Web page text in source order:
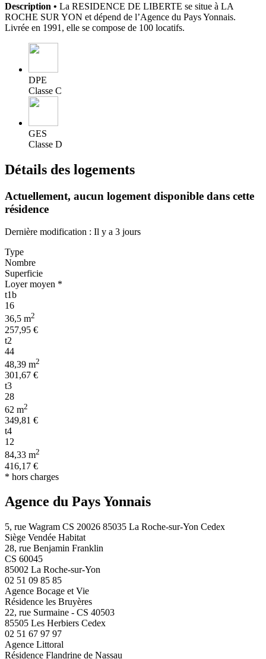
Description • La RESIDENCE DE LIBERTE se situe à LA
ROCHE SUR YON et dépend de l’Agence du Pays Yonnais.
Livrée en 1991, elle se compose de 100 locatifs.
DPE
Classe C
GES
Classe D
Détails des logements
Actuellement, aucun logement disponible dans cette
résidence
Dernière modification : Il y a 3 jours
Type
Nombre
Superficie
Loyer moyen *
t1b
16
36,5 m2
257,95 €
t2
44
48,39 m2
301,67 €
t3
28
62 m2
349,81 €
t4
12
84,33 m2
416,17 €
* hors charges
Agence du Pays Yonnais
5, rue Wagram CS 20026 85035 La Roche-sur-Yon Cedex
Siège Vendée Habitat
28, rue Benjamin Franklin
CS 60045
85002 La Roche-sur-Yon
02 51 09 85 85
Agence Bocage et Vie
Résidence les Bruyères
22, rue Surmaine - CS 40503
85505 Les Herbiers Cedex
02 51 67 97 97
Agence Littoral
Résidence Flandrine de Nassau